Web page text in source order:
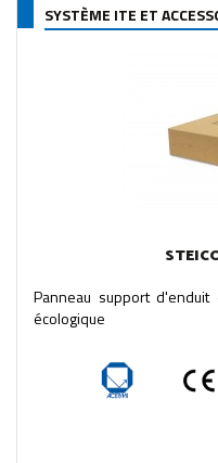
SYSTÈME ITE ET
Panneau support
écologique